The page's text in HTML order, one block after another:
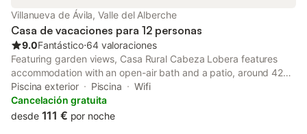
Villanueva de Ávila, Valle del Alberche
Casa de vacaciones para 12 personas
9.0Fantástico⋅64 valoraciones
Featuring garden views, Casa Rural Cabeza Lobera features
accommodation with an open-air bath and a patio, around 42
km from Torreón de los Guzmanes. Boasting pool views, a
garden and a private pool, this holiday home also comes with
free WiFi.
Piscina exterior Piscina
Wifi
Cancelación gratuita
desde 111 € por noche